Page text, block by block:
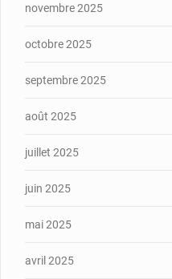
novembre 2025
octobre 2025
septembre 2025
août 2025
juillet 2025
juin 2025
mai 2025
avril 2025